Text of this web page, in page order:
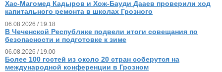
Хас-Магомед Кадыров и Хож-Бауди Дааев проверили ход
капитального ремонта в школах Грозного
06.08.2026 / 19.18
В Чеченской Республике подвели итоги совещания по
безопасности и подготовке к зиме
06.08.2026 / 19.00
Более 100 гостей из около 20 стран соберутся на
международной конференции в Грозном